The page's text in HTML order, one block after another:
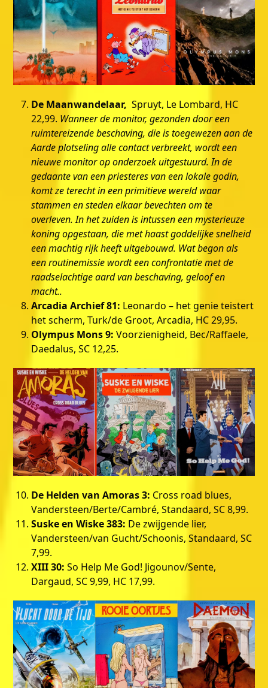
De Maanwandelaar, Spruyt, Le Lombard, HC
22,99. Wanneer de monitor, gezonden door een
ruimtereizende beschaving, die is toegewezen aan de
Aarde plotseling alle contact verbreekt, wordt een
nieuwe monitor op onderzoek uitgestuurd. In de
gedaante van een priesteres van een lokale godin,
komt ze terecht in een primitieve wereld waar
stammen en steden elkaar bevechten om te
overleven. In het zuiden is intussen een mysterieuze
koning opgestaan, die met haast goddelijke snelheid
een machtig rijk heeft uitgebouwd. Wat begon als
een routinemissie wordt een confrontatie met de
raadselachtige aard van beschaving, geloof en
macht..
Arcadia Archief 81: Leonardo – het genie teistert
het scherm, Turk/de Groot, Arcadia, HC 29,95.
Olympus Mons 9:Voorzienigheid, Bec/Raffaele,
Daedalus, SC 12,25.
De Helden van Amoras 3: Cross road blues,
Vandersteen/Berte/Cambré, Standaard, SC 8,99.
Suske en Wiske 383: De zwijgende lier,
Vandersteen/van Gucht/Schoonis, Standaard, SC
7,99.
XIII 30: So Help Me God! Jigounov/Sente,
Dargaud, SC 9,99, HC 17,99.